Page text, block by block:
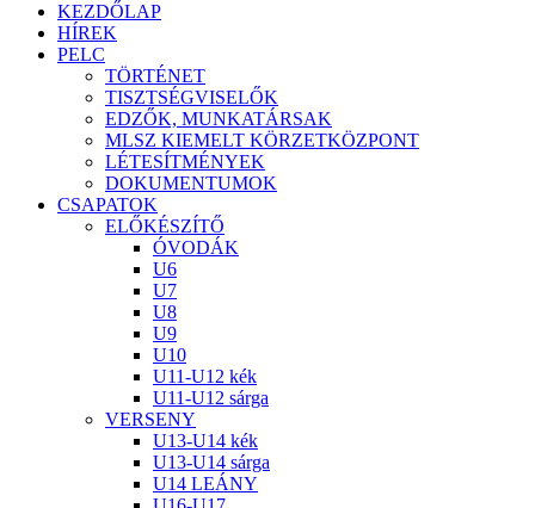
KEZDŐLAP
HÍREK
PELC
TÖRTÉNET
TISZTSÉGVISELŐK
EDZŐK, MUNKATÁRSAK
MLSZ KIEMELT KÖRZETKÖZPONT
LÉTESÍTMÉNYEK
DOKUMENTUMOK
CSAPATOK
ELŐKÉSZÍTŐ
ÓVODÁK
U6
U7
U8
U9
U10
U11-U12 kék
U11-U12 sárga
VERSENY
U13-U14 kék
U13-U14 sárga
U14 LEÁNY